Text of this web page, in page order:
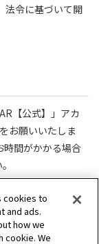
法令に基づいて開
【公式】」アカ
お願いいたしま
時間がかかる場合
cookies to
and ads.
how we
cookie. We